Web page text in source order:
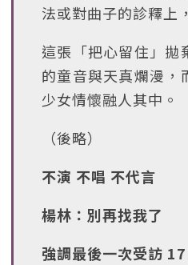
法或對曲子的診釋上
這張「把心留住」拋
的童音與天真爛漫，
少女情懷融人其中。
（後略）
不演 不唱 不代言
楊林：別再找我了
強調最後一次受訪